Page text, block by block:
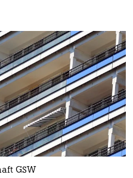
GSW